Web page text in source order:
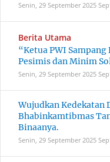
Senin, 29 September 2025
Berita Utama
“Ketua PWI
Pesimis dan Minim
Senin, 29 September 2025
Wujudkan Kedekatan
Bhabinkamtibmas
Binaanya.
Senin, 29 September 2025